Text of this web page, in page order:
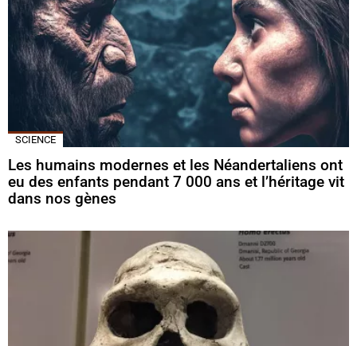
SCIENCE
Les humains modernes et les Néandertaliens ont
eu des enfants pendant 7 000 ans et l’héritage vit
dans nos gènes